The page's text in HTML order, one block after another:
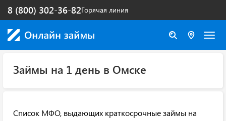
Горячая линия
8 (800) 302-36-82
Займы на 1 день в Омске
Список МФО, выдающих краткосрочные займы на